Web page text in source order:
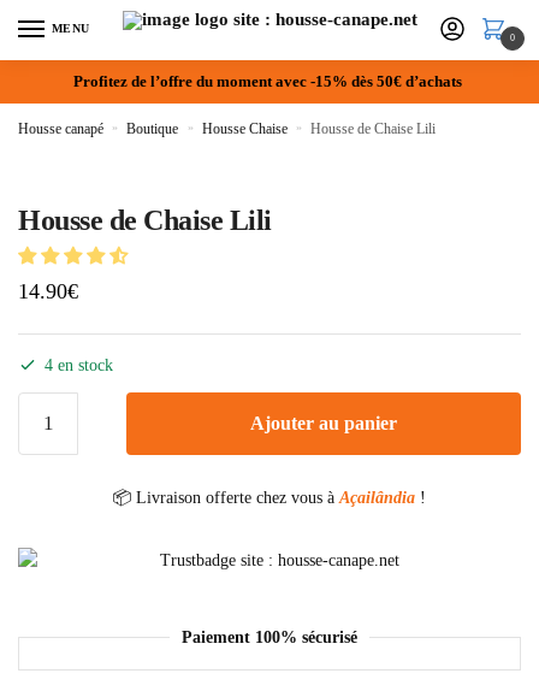
MENU
0
Profitez de l’offre du moment avec -15% dès 50€ d’achats
Housse canapé » Boutique » Housse Chaise » Housse de Chaise Lili
Housse de Chaise Lili
14.90€
4 en stock
Ajouter au panier
📦 Livraison offerte chez vous à Açailândia !
Paiement 100% sécurisé